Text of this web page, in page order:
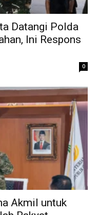
Datangi Polda
Ini Respons
0
Akmil untuk